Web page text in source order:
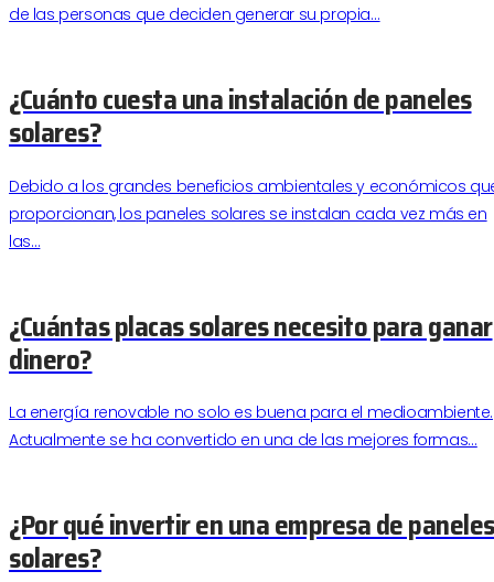
de las personas que deciden generar su propia…
¿Cuánto cuesta una instalación de paneles
solares?
Debido a los grandes beneficios ambientales y económicos
proporcionan, los paneles solares se instalan cada vez más en
las…
¿Cuántas placas solares necesito para ganar
dinero?
La energía renovable no solo es buena para el medioambiente.
Actualmente se ha convertido en una de las mejores formas…
¿Por qué invertir en una empresa de paneles
solares?